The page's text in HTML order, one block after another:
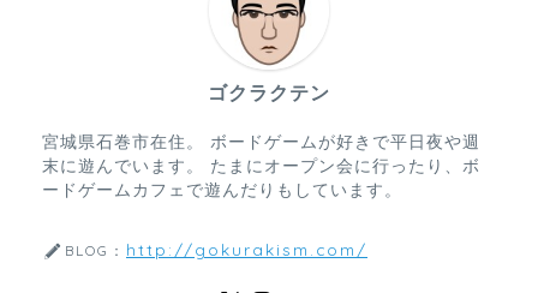
ゴクラクテン
宮城県石巻市在住。 ボードゲームが好きで平日夜や週
末に遊んでいます。 たまにオープン会に行ったり、ボ
ードゲームカフェで遊んだりもしています。
BLOG： http://gokurakism.com/